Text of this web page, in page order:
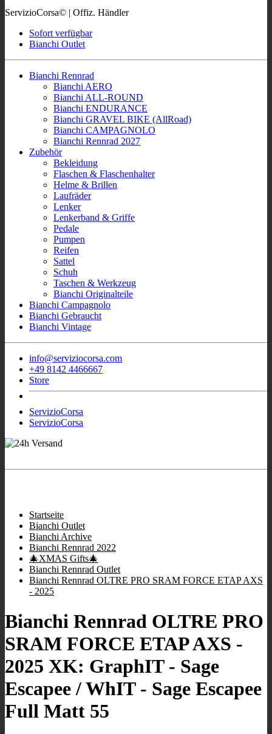
ServizioCorsa© | Offiz. Händler
Sofort verfügbar
Bianchi Outlet
Bianchi Rennrad
Bianchi AERO
Bianchi ALL-ROUND
Bianchi ENDURANCE
Bianchi GRAVEL BIKE (AllRoad)
Bianchi CAMPAGNOLO
Bianchi Rennrad 2027
Zubehör
Bekleidung
Flaschen & Flaschenhalter
Helme & Brillen
Laufräder
Lenker
Lenkerband & Griffe
Pedale
Pumpen
Reifen
Sattel
Schuh
Taschen & Werkzeug
Bianchi Originalteile
Bianchi Campagnolo
Bianchi Gebraucht
Bianchi Vintage
info@serviziocorsa.com
+49 8142 4466667
Store
ServizioCorsa
ServizioCorsa
Startseite
Bianchi Outlet
Bianchi Archive
Bianchi Rennrad 2022
🎄XMAS Gifts🎄
Bianchi Rennrad Outlet
Bianchi Rennrad OLTRE PRO SRAM FORCE ETAP AXS
- 2025
Bianchi Rennrad OLTRE PRO
SRAM FORCE ETAP AXS -
2025 XK: GraphIT - Sage
Escapee / WhIT - Sage Escapee
Full Matt 55